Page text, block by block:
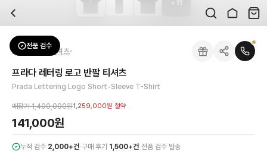
배송은 얼마나 걸리나요?
검수는 어떻게 진행되나요? 검수 사진을 받을 수 있나요?
전문 스태프가 실물 상품을 직접 확인한 후 검수 사진을 제공합니다. 가죽 재질,
교환이나 반품이 가능한가요?
수령 후 7일 이내 신청하시면 상품 하자, 사이즈 불일치, 고객 변심 모두 교환·반
쿠폰과 적립금을 함께 사용할 수 있나요?
네, 쿠폰과 적립금을 결제 시 함께 사용하실 수 있습니다. 적립금은 1,000원 이상
사이즈는 어떻게 선택하나요?
상품 상세의 사이즈 정보를 참고해 선택하시고, 사이즈 선택이 어려우시면 카카오
브랜드:
성별:남성
색상:블랙
가격:141,000원
프라다 레터링 로고 반팔 티셔츠로 럭셔리 데일리룩을 완성하세요. 최고급 면 소
프라다 레터링 로고 반팔 티셔츠
전품 검수
Prada반팔 티셔츠
프라다 레터링 로고 반팔 티셔츠
Prada Lettering Logo Short-Sleeve T-Shirt
매장가1,400,000원1,259,000원 절약
141,000원
누적 검수 2,000+건·구매 후기 1,500+건· 전품 검수 발송